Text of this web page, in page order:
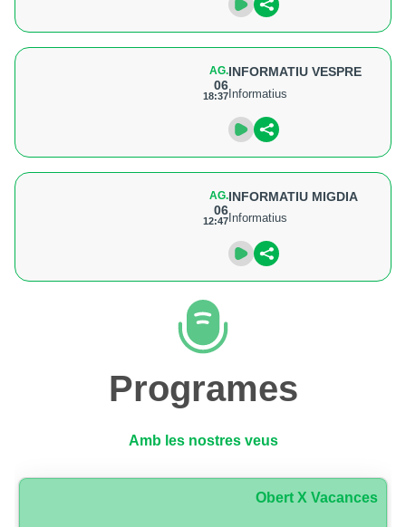
AG.
06
18:37
INFORMATIU VESPRE
Informatius
AG.
06
12:47
INFORMATIU MIGDIA
Informatius
Programes
Amb les nostres veus
Obert X Vacances